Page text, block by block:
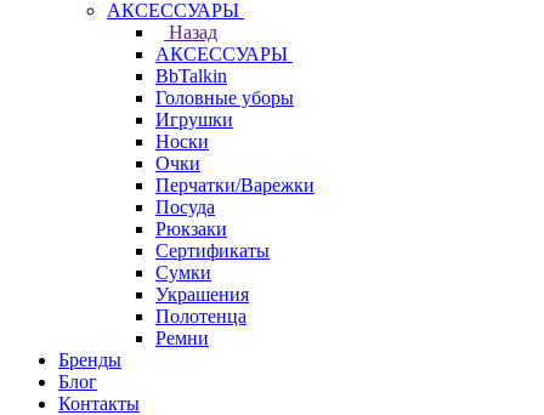
АКСЕССУАРЫ
Назад
АКСЕССУАРЫ
BbTalkin
Головные уборы
Игрушки
Носки
Очки
Перчатки/Варежки
Посуда
Рюкзаки
Сертификаты
Сумки
Украшения
Полотенца
Ремни
Бренды
Блог
Контакты